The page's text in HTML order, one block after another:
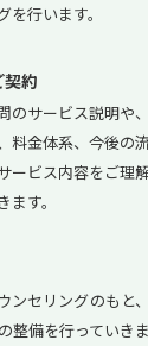
行います。
約
のサービス説明や
料金体系、今後の
ービス内容をご理
す。
ンセリングのもと
整備を行っていき